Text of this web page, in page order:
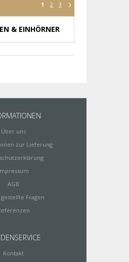
1 2 3
& EINHÖRNER
Über uns
zur Lieferung
AGB
gestellte Fragen
Kontakt